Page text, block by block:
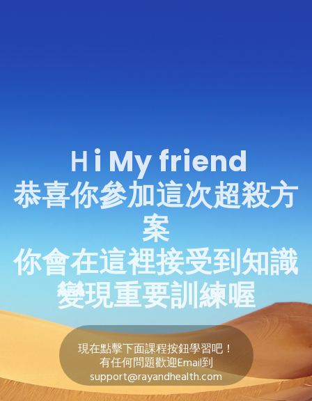
Ｈi My friend
恭喜你參加這次超殺方
案
你會在這裡接受到知識
變現重要訓練喔
現在點擊下面課程按鈕學習吧！
有任何問題歡迎Email到
support@rayandhealth.com